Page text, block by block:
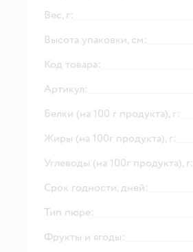
Вес, г:
Высота упаковки, см:
Код товара:
Артикул:
Белки (на 100 г продукта), г:
Жиры (на 100г продукта), г:
Углеводы (на 100г продукта), г:
Срок годности, дней:
Тип пюре:
Фрукты и ягоды: